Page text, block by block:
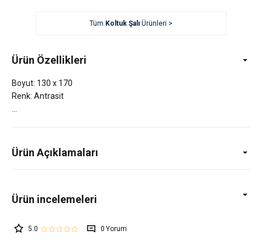
Tüm Koltuk ŞalıÜrünleri >
Ürün Özellikleri
Boyut: 130 x 170
Renk: Antrasit
Ürün Açıklamaları
5.0 0